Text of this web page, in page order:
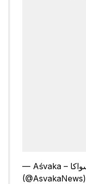
— Aśvaka – آسواکا News Agency
(@AsvakaNews)